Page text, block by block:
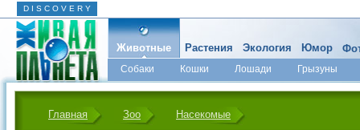
D I S C O V E R Y
Животные
Собаки Кошки Лошади
Грызуны
Микромир
Растения Экология Юмор
Главная Зоо Насекомые